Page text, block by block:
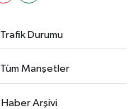
Trafik Durumu
Tüm Manşetler
Haber Arşivi